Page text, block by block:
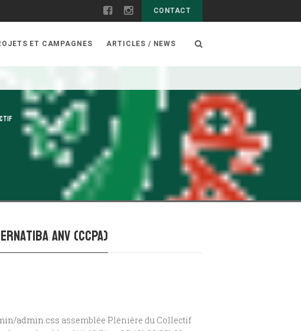
CONTACT
ET CAMPAGNES ARTICLES / NEWS
ANV (CCPA)
admin.css assemblée Plénière du Collectif